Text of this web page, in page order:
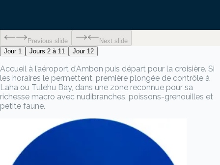
Previous slide
Next slide
Jour 1
Jours 2 à 11 Jour 12
Accueil à l’aéroport d’Ambon puis départ pour la croisière. Si
les horaires le permettent, première plongée de contrôle à
Laha ou Tulehu Bay, dans une zone reconnue pour sa
richesse macro avec nudibranches, poissons-grenouilles et
petite faune.